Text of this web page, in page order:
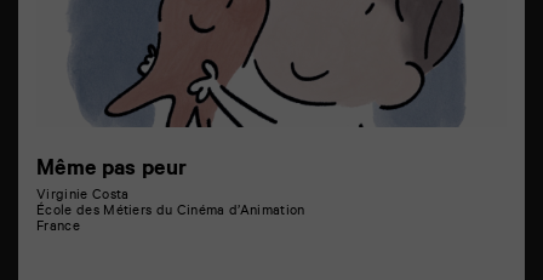
Même pas peur
Virginie Costa
École des Métiers du Cinéma d’Animation
France